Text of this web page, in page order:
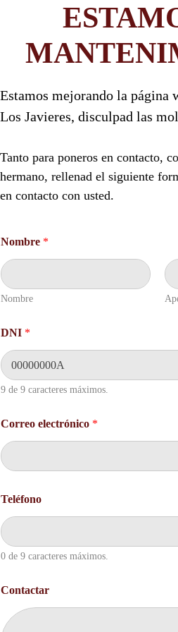
Estamos mejorando la página
Los Javieres, disculpad las
Tanto para poneros en contacto,
hermano, rellenad el siguiente
en contacto con usted.
Nombre *
Nombre
o
t
a
c
r
*
D
N
DNI *
9 de 9 caracteres máximos.
Correo electrónico *
Teléfono
0 de 9 caracteres máximos.
Contactar